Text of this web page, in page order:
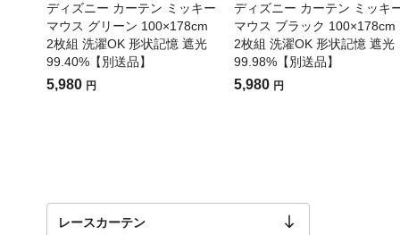
ディズニー カーテン ミッキー
マウス グリーン 100×178cm
2枚組 洗濯OK 形状記憶 遮光
99.40%【別送品】
5,980 円
ディズニー カーテン ミッキ
マウス ブラック 100×178cm
2枚組 洗濯OK 形状記憶 遮光
99.98%【別送品】
5,980 円
レースカーテン